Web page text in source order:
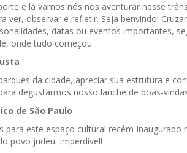
e lá vamos nós nos aventurar nesse
ver, observar e refletir. Seja benvindo!
datas ou eventos importantes,
onde tudo começou.
da cidade, apreciar sua estrutura e
degustarmos nosso lanche de boas-
de São Paulo
para este espaço cultural recém-inaugurado
povo judeu. Imperdível!